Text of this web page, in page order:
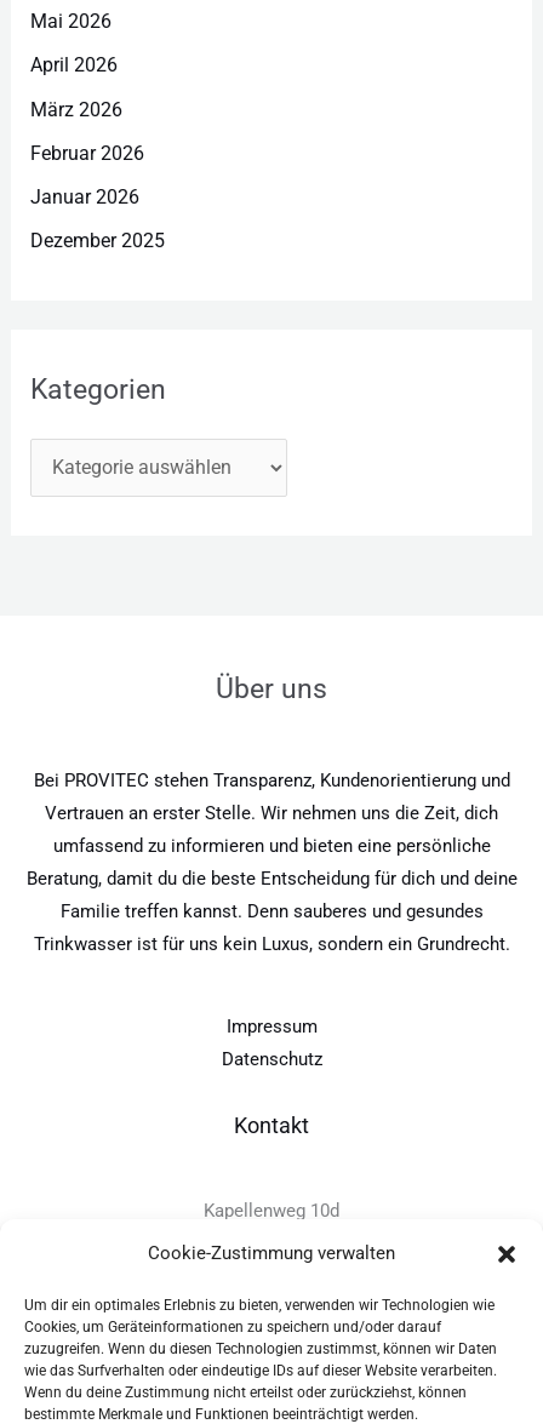
Cookie-Zustimmung verwalten
Um dir ein optimales Erlebnis zu bieten, verwenden wir Technologien wie
Cookies, um Geräteinformationen zu speichern und/oder darauf
zuzugreifen. Wenn du diesen Technologien zustimmst, können wir Daten
wie das Surfverhalten oder eindeutige IDs auf dieser Website verarbeiten.
Wenn du deine Zustimmung nicht erteilst oder zurückziehst, können
bestimmte Merkmale und Funktionen beeinträchtigt werden.
Mai 2026
April 2026
März 2026
Februar 2026
Januar 2026
Dezember 2025
Kategorien
Über uns
Bei PROVITEC stehen Transparenz, Kundenorientierung und
Vertrauen an erster Stelle. Wir nehmen uns die Zeit, dich
umfassend zu informieren und bieten eine persönliche
Beratung, damit du die beste Entscheidung für dich und deine
Familie treffen kannst. Denn sauberes und gesundes
Trinkwasser ist für uns kein Luxus, sondern ein Grundrecht.
Impressum
Datenschutz
Kontakt
Kapellenweg 10d
D-94575 Windorf
+49 - (0)8546 - 97 39 0
info@provitec.de
www.provitec.com